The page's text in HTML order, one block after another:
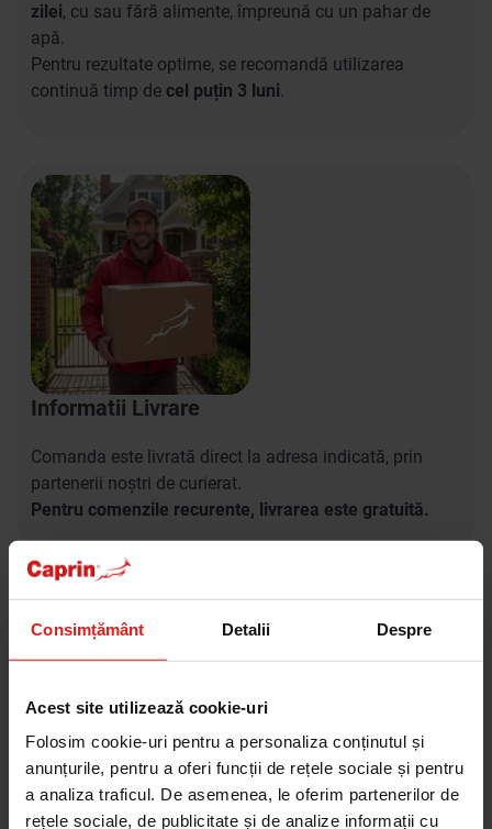
Consimțământ Detalii Despre
Acest site utilizează cookie-uri
Folosim cookie-uri pentru a personaliza conținutul și
anunțurile, pentru a oferi funcții de rețele sociale și pentru
a analiza traficul. De asemenea, le oferim partenerilor de
rețele sociale, de publicitate și de analize informații cu
zilei, cu sau fără alimente, împreună cu un pahar de
apă.
Pentru rezultate optime, se recomandă utilizarea
continuă timp de cel puțin 3 luni.
Informatii Livrare
Comanda este livrată direct la adresa indicată, prin
partenerii noștri de curierat.
Pentru comenzile recurente, livrarea este gratuită.